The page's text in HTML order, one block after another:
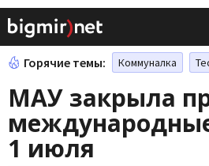
Горячие темы: Коммуналка
МАУ закрыла
1 июля